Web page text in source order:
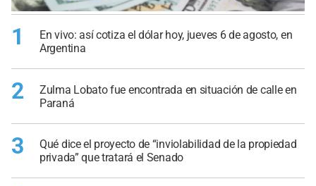
1
En vivo: así cotiza el dólar hoy, jueves 6 de agosto, en
Argentina
2
Zulma Lobato fue encontrada en situación de calle en
Paraná
3
Qué dice el proyecto de “inviolabilidad de la propiedad
privada” que tratará el Senado